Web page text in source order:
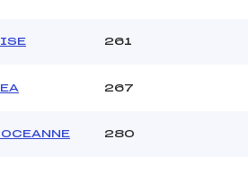
261
267
280